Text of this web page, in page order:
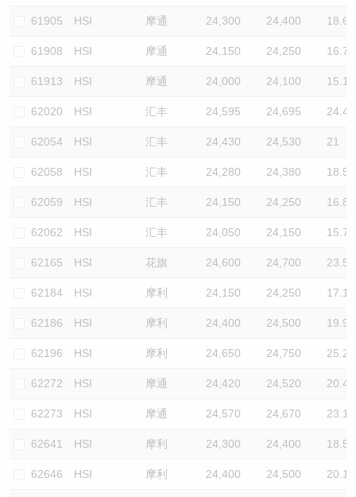
61905 HSI 摩通 24,300 24,400 18.6
61908 HSI 摩通 24,150 24,250 16.7
61913 HSI 摩通 24,000 24,100 15.1
62020 HSI 汇丰 24,595 24,695 24.4
62054 HSI 汇丰 24,430 24,530 21
62058 HSI 汇丰 24,280 24,380 18.5
62059 HSI 汇丰 24,150 24,250 16.8
62062 HSI 汇丰 24,050 24,150 15.7
62165 HSI 花旗 24,600 24,700 23.5
62184 HSI 摩利 24,150 24,250 17.1
62186 HSI 摩利 24,400 24,500 19.9
62196 HSI 摩利 24,650 24,750 25.2
62272 HSI 摩通 24,420 24,520 20.4
62273 HSI 摩通 24,570 24,670 23.1
62641 HSI 摩利 24,300 24,400 18.5
62646 HSI 摩利 24,400 24,500 20.1